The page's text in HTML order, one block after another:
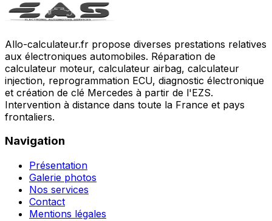
Allo-calculateur.fr propose diverses prestations relatives
aux électroniques automobiles. Réparation de
calculateur moteur, calculateur airbag, calculateur
injection, reprogrammation ECU, diagnostic électronique
et création de clé Mercedes à partir de l'EZS.
Intervention à distance dans toute la France et pays
frontaliers.
Navigation
Présentation
Galerie photos
Nos services
Contact
Mentions légales